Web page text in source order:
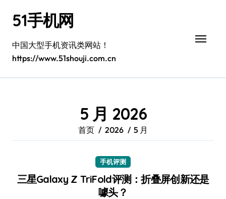
51手机网
中国大型手机资讯类网站！
https://www.51shouji.com.cn
5 月 2026
首页 2026 5 月
手机评测
三星Galaxy Z TriFold评测：折叠屏创新还是
噱头？